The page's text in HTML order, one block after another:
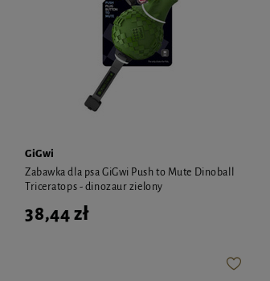
GiGwi
Zabawka dla psa GiGwi Push to Mute Dinoball
Triceratops - dinozaur zielony
38,44 zł